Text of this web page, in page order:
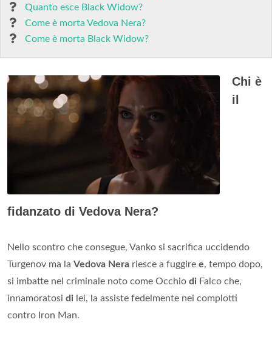
Quanto esce Black Widow?
Come è morta Vedova Nera?
Come è morta Black Widow?
Chi è
il
fidanzato di Vedova Nera?
Nello scontro che consegue, Vanko si sacrifica uccidendo
Turgenov ma la Vedova Nera riesce a fuggire e, tempo dopo,
si imbatte nel criminale noto come Occhio di Falco che,
innamoratosi di lei, la assiste fedelmente nei complotti
contro Iron Man.